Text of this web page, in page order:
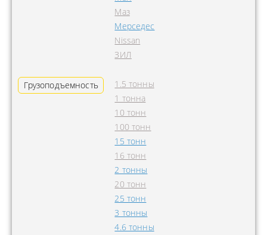
Маз
Мерседес
Nissan
ЗИЛ
Грузоподъемность
1.5 тонны
1 тонна
10 тонн
100 тонн
15 тонн
16 тонн
2 тонны
20 тонн
25 тонн
3 тонны
4.6 тонны